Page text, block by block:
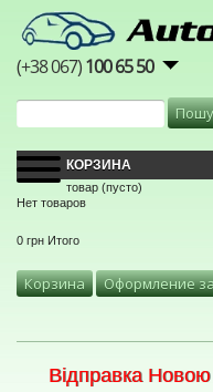
(+38 067)100 65 50
КОРЗИНА
товар (пусто)
Нет товаров
0 грн Итого
Корзина Оформление
Відправка